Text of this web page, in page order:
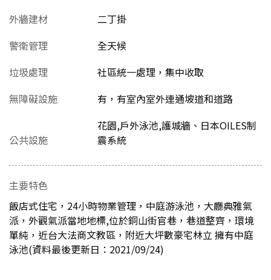
外牆建材
二丁掛
警衛管理
全天候
垃圾處理
社區統一處理，集中收取
無障礙設施
有，有室內室外連通坡道和道路
公共設施
花園,戶外泳池,護城牆、日本OILES制
震系統
主要特色
飯店式住宅，24小時物業管理，中庭游泳池，大廳典雅氣
派，外觀氣派當地地標,位於銅山街官巷，巷道整齊，環境
單純，近台大法商文教區，附近大坪數豪宅林立 擁有中庭
泳池(資料最後更新日：2021/09/24)